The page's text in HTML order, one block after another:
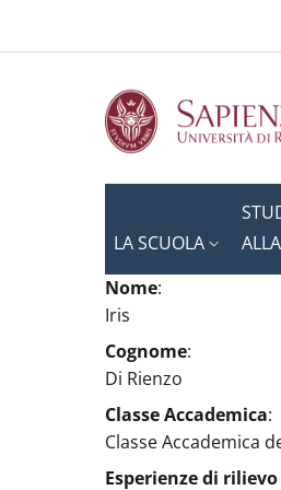
LA SCUOLA
Nome:
Iris
Cognome:
Di Rienzo
Classe Accademica:
Classe Accademica
Esperienze di